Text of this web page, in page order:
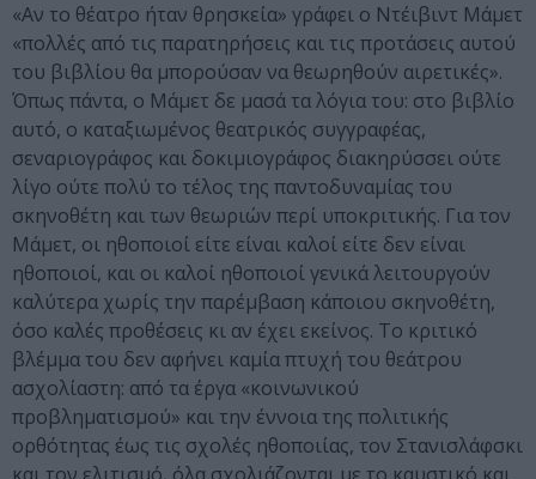
«Αν το θέατρο ήταν θρησκεία» γράφει ο Ντέιβιντ Μάμετ
«πολλές από τις παρατηρήσεις και τις προτάσεις αυτού
του βιβλίου θα μπορούσαν να θεωρηθούν αιρετικές».
Όπως πάντα, ο Μάμετ δε μασά τα λόγια του: στο βιβλίο
αυτό, ο καταξιωμένος θεατρικός συγγραφέας,
σεναριογράφος και δοκιμιογράφος διακηρύσσει ούτε
λίγο ούτε πολύ το τέλος της παντοδυναμίας του
σκηνοθέτη και των θεωριών περί υποκριτικής. Για τον
Μάμετ, οι ηθοποιοί είτε είναι καλοί είτε δεν είναι
ηθοποιοί, και οι καλοί ηθοποιοί γενικά λειτουργούν
καλύτερα χωρίς την παρέμβαση κάποιου σκηνοθέτη,
όσο καλές προθέσεις κι αν έχει εκείνος. Το κριτικό
βλέμμα του δεν αφήνει καμία πτυχή του θεάτρου
ασχολίαστη: από τα έργα «κοινωνικού
προβληματισμού» και την έννοια της πολιτικής
ορθότητας έως τις σχολές ηθοποιίας, τον Στανισλάφσκι